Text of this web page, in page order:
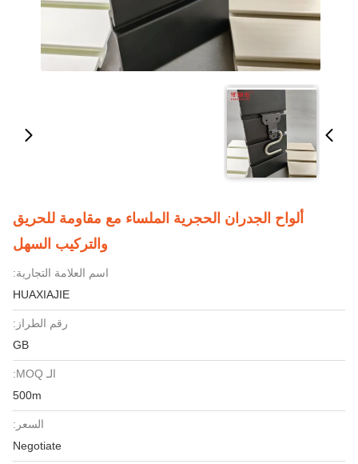
ألواح الجدران الحجرية الملساء مع مقاومة للحريق
والتركيب السهل
اسم العلامة التجارية:
HUAXIAJIE
رقم الطراز:
GB
الـ MOQ:
500m
السعر:
Negotiate